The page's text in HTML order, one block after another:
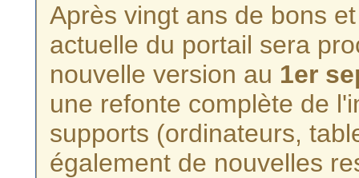
Après vingt ans de bons
actuelle du portail sera
nouvelle version au 1er
une refonte complète de
supports (ordinateurs,
également de nouvelles